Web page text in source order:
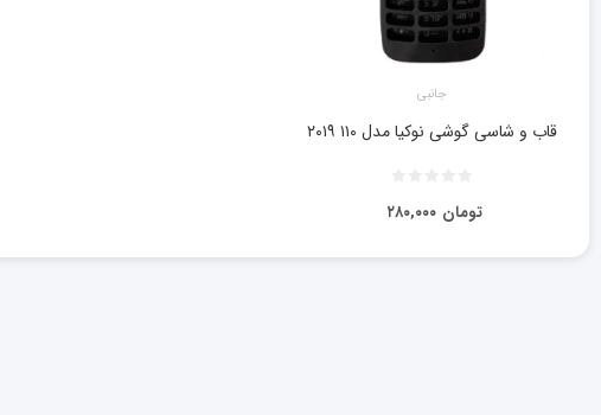
جانبی
قاب و شاسی گوشی نوکیا مدل ۱۱۰ ۲۰۱۹
۲۸۰,۰۰۰ تومان